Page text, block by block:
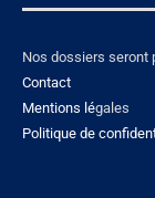
Nos dossiers seront
Contact
Mentions légales
Politique de